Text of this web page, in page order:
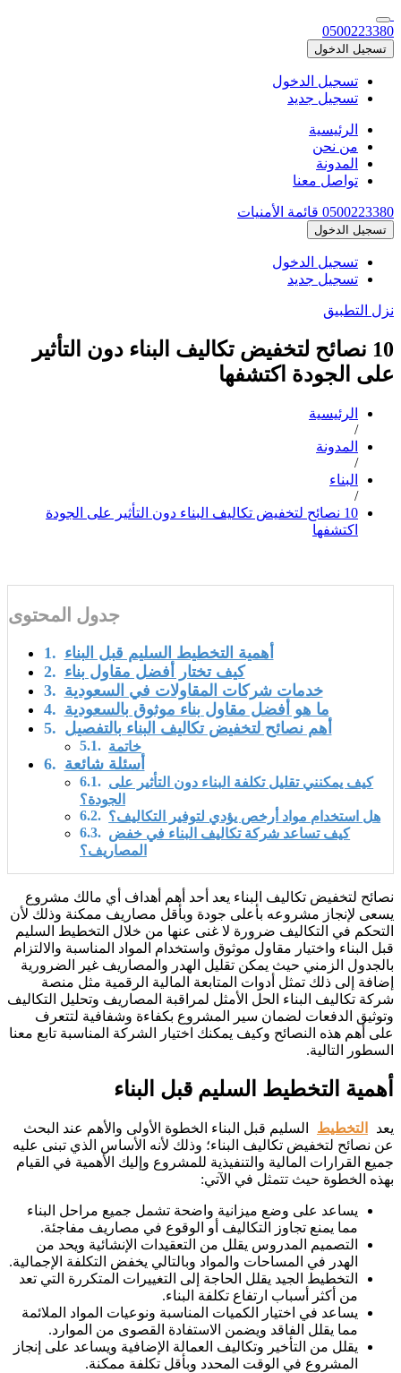
0500223380
تسجيل الدخول
تسجيل الدخول
تسجيل جديد
الرئيسية
من نحن
المدونة
تواصل معنا
0500223380 قائمة الأمنيات
تسجيل الدخول
تسجيل الدخول
تسجيل جديد
نزل التطبيق
10 نصائح لتخفيض تكاليف البناء دون التأثير
على الجودة اكتشفها
الرئيسية
/
المدونة
/
البناء
/
10 نصائح لتخفيض تكاليف البناء دون التأثير على الجودة
اكتشفها
جدول المحتوى
أهمية التخطيط السليم قبل البناء
كيف تختار أفضل مقاول بناء
خدمات شركات المقاولات في السعودية
ما هو أفضل مقاول بناء موثوق بالسعودية
أهم نصائح لتخفيض تكاليف البناء بالتفصيل
خاتمة
أسئلة شائعة
كيف يمكنني تقليل تكلفة البناء دون التأثير على
الجودة؟
هل استخدام مواد أرخص يؤدي لتوفير التكاليف؟
كيف تساعد شركة تكاليف البناء في خفض
المصاريف؟
نصائح لتخفيض تكاليف البناء يعد أحد أهم أهداف أي مالك مشروع
يسعى لإنجاز مشروعه بأعلى جودة وبأقل مصاريف ممكنة وذلك لأن
التحكم في التكاليف ضرورة لا غنى عنها من خلال التخطيط السليم
قبل البناء واختيار مقاول موثوق واستخدام المواد المناسبة والالتزام
بالجدول الزمني حيث يمكن تقليل الهدر والمصاريف غير الضرورية
إضافة إلى ذلك تمثل أدوات المتابعة المالية الرقمية مثل منصة
شركة تكاليف البناء الحل الأمثل لمراقبة المصاريف وتحليل التكاليف
وتوثيق الدفعات لضمان سير المشروع بكفاءة وشفافية لتتعرف
على أهم هذه النصائح وكيف يمكنك اختيار الشركة المناسبة تابع معنا
السطور التالية.
أهمية التخطيط السليم قبل البناء
يعد التخطيط
السليم قبل البناء الخطوة الأولى والأهم عند البحث
عن نصائح لتخفيض تكاليف البناء؛ وذلك لأنه الأساس الذي تبنى عليه
جميع القرارات المالية والتنفيذية للمشروع وإليك الأهمية في القيام
بهذه الخطوة حيث تتمثل في الآتي:
يساعد على وضع ميزانية واضحة تشمل جميع مراحل البناء
مما يمنع تجاوز التكاليف أو الوقوع في مصاريف مفاجئة.
التصميم المدروس يقلل من التعقيدات الإنشائية ويحد من
الهدر في المساحات والمواد وبالتالي يخفض التكلفة الإجمالية.
التخطيط الجيد يقلل الحاجة إلى التغييرات المتكررة التي تعد
من أكثر أسباب ارتفاع تكلفة البناء.
يساعد في اختيار الكميات المناسبة ونوعيات المواد الملائمة
مما يقلل الفاقد ويضمن الاستفادة القصوى من الموارد.
يقلل من التأخير وتكاليف العمالة الإضافية ويساعد على إنجاز
المشروع في الوقت المحدد وبأقل تكلفة ممكنة.